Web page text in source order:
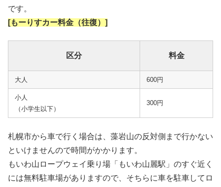
です。
[もーりすカー料金（往復）]
区分 料金
大人 600円
小人
（小学生以下）
300円
札幌市から車で行く場合は、藻岩山の反対側まで行かない
といけませんので時間がかかります。
もいわ山ロープウェイ乗り場「もいわ山麗駅」のすぐ近く
には無料駐車場がありますので、そちらに車を駐車してロ